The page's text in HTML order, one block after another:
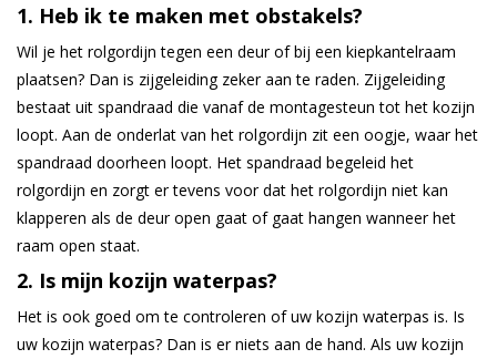
1. Heb ik te maken met obstakels?
Wil je het rolgordijn tegen een deur of bij een kiepkantelraam
plaatsen? Dan is zijgeleiding zeker aan te raden. Zijgeleiding
bestaat uit spandraad die vanaf de montagesteun tot het kozijn
loopt. Aan de onderlat van het rolgordijn zit een oogje, waar het
spandraad doorheen loopt. Het spandraad begeleid het
rolgordijn en zorgt er tevens voor dat het rolgordijn niet kan
klapperen als de deur open gaat of gaat hangen wanneer het
raam open staat.
2. Is mijn kozijn waterpas?
Het is ook goed om te controleren of uw kozijn waterpas is. Is
uw kozijn waterpas? Dan is er niets aan de hand. Als uw kozijn